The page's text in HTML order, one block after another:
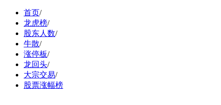
首页/
龙虎榜/
股东人数/
牛散/
涨停板/
龙回头/
大宗交易/
股票涨幅榜